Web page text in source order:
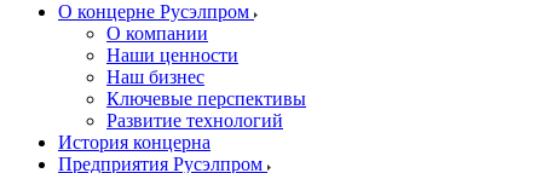
О концерне Русэлпром
О компании
Наши ценности
Наш бизнес
Ключевые перспективы
Развитие технологий
История концерна
Предприятия Русэлпром